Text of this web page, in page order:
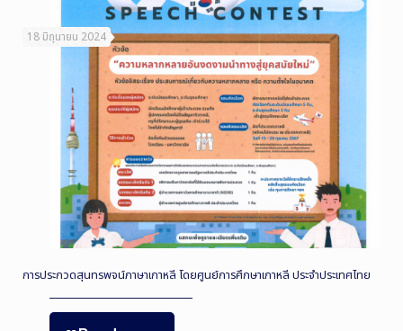
18 มิถุนายน 2024
การประกวดสุนทรพจน์ภาษาเกาหลี โดยศูนย์การศึกษาเกาหลี ประจำประเทศไทย